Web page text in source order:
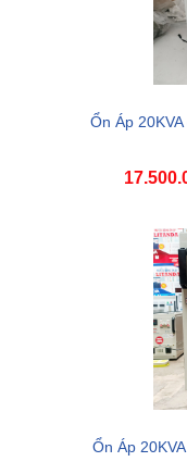
Ổn Áp
Ổn Áp